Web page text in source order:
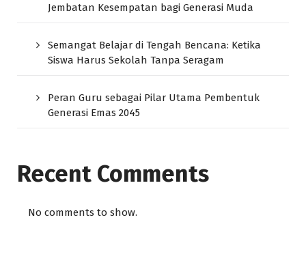
Jembatan Kesempatan bagi Generasi Muda
Semangat Belajar di Tengah Bencana: Ketika
Siswa Harus Sekolah Tanpa Seragam
Peran Guru sebagai Pilar Utama Pembentuk
Generasi Emas 2045
Recent Comments
No comments to show.